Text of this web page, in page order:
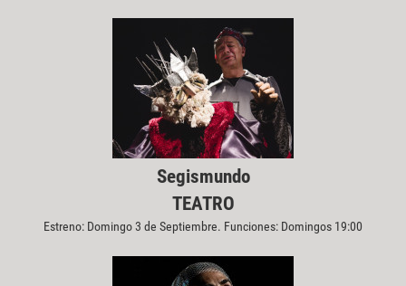
Segismundo
TEATRO
Estreno: Domingo 3 de Septiembre. Funciones: Domingos 19:00